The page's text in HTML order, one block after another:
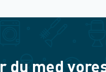
du med